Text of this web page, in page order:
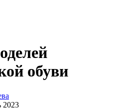
обуви
2023